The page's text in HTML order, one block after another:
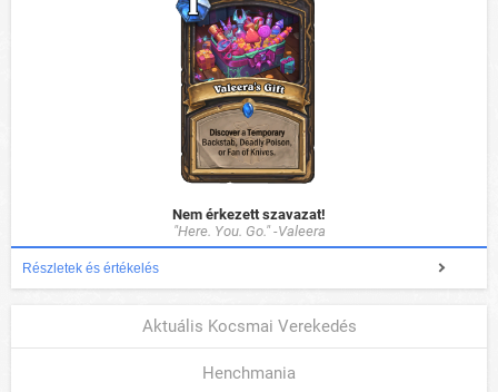
Nem érkezett szavazat!
"Here. You. Go." -Valeera
Részletek és értékelés
Aktuális Kocsmai Verekedés
Henchmania